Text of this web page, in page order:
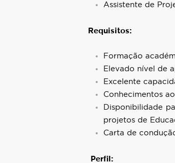
Assistente de
Requisitos:
Formação
Elevado nível de
Excelente
Conhecimentos
Disponibilidade
projetos de
Carta de
Perfil: